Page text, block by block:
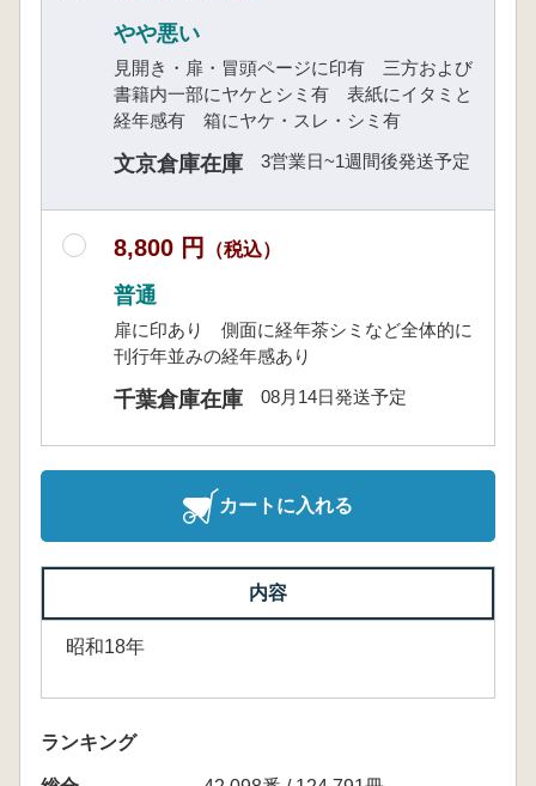
やや悪い
見開き・扉・冒頭ページに印有 三方および
書籍内一部にヤケとシミ有 表紙にイタミと
経年感有 箱にヤケ・スレ・シミ有
文京倉庫在庫 3営業日~1週間後発送予定
8,800 円 （税込）
普通
扉に印あり 側面に経年茶シミなど全体的に
刊行年並みの経年感あり
千葉倉庫在庫 08月14日発送予定
カートに入れる
内容
昭和18年
ランキング